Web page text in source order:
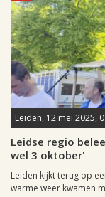
Leiden, 12 mei 2025,
Leidse regio
wel 3 oktober'
Leiden kijkt terug op
warme weer kwamen